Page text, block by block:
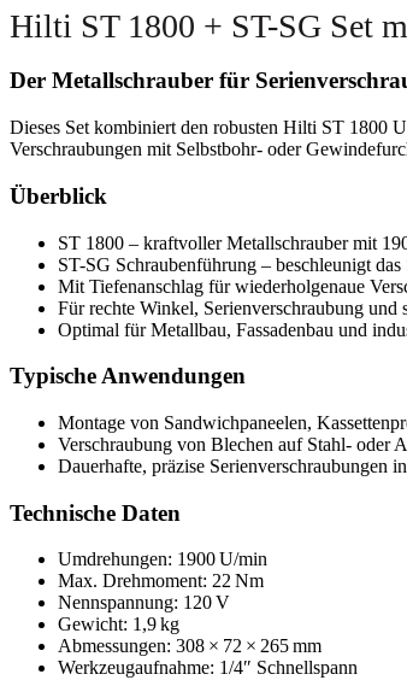
Hilti ST 1800 + ST-SG Set
Der Metallschrauber für
Dieses Set kombiniert den robusten Hilti ST 1800
Verschraubungen mit Selbstbohr- oder
Überblick
ST 1800 – kraftvoller Metallschrauber mit
ST-SG Schraubenführung – beschleunigt
Mit Tiefenanschlag für wiederholgenaue
Für rechte Winkel, Serienverschraubung und
Optimal für Metallbau, Fassadenbau und
Typische Anwendungen
Montage von Sandwichpaneelen,
Verschraubung von Blechen auf Stahl- oder
Dauerhafte, präzise Serienverschraubungen
Technische Daten
Umdrehungen: 1900 U/min
Max. Drehmoment: 22 Nm
Nennspannung: 120 V
Gewicht: 1,9 kg
Abmessungen: 308 × 72 × 265 mm
Werkzeugaufnahme: 1/4″ Schnellspann